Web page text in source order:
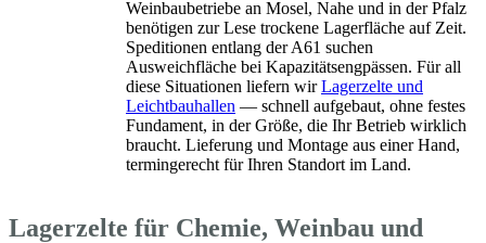
Weinbaubetriebe an Mosel, Nahe und in der Pfalz
benötigen zur Lese trockene Lagerfläche auf Zeit.
Speditionen entlang der A61 suchen
Ausweichfläche bei Kapazitätsengpässen. Für all
diese Situationen liefern wirLagerzelte und
Leichtbauhallen — schnell aufgebaut, ohne festes
Fundament, in der Größe, die Ihr Betrieb wirklich
braucht. Lieferung und Montage aus einer Hand,
termingerecht für Ihren Standort im Land.
Lagerzelte für Chemie, Weinbau und